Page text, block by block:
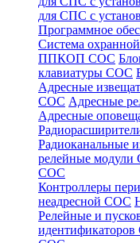
для СПС с
Программное
Система
ППКОП СОС
клавиатуры СОС
Адресные
СОС Адресные
Адресные
Радиоканальные
релейные
СОС
Контроллеры
неадресной СОС
Релейные и